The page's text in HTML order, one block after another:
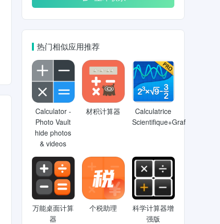
热门相似应用推荐
Calculator -
Photo Vault
hide photos
& videos
材积计算器
Calculatrice
Scientifique+Graf
万能桌面计算
器
个税助理
科学计算器增
强版